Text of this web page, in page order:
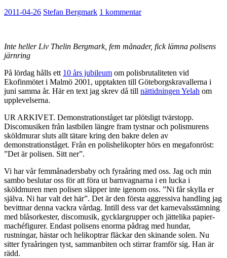
2011-04-26 Stefan Bergmark 1 kommentar
Inte heller Liv Thelin Bergmark, fem månader, fick lämna polisens
järnring
På lördag hålls ett 10 års jubileum om polisbrutaliteten vid
Ekofinmötet i Malmö 2001, upptakten till Göteborgskravallerna i
juni samma år. Här en text jag skrev då till nättidningen Yelah om
upplevelserna.
UR ARKIVET. Demonstrationståget tar plötsligt tvärstopp.
Discomusiken från lastbilen längre fram tystnar och polismurens
sköldmurar sluts allt tätare kring den bakre delen av
demonstrationståget. Från en polishelikopter hörs en megafonröst:
”Det är polisen. Sitt ner”.
Vi har vår femmånadersbaby och fyraåring med oss. Jag och min
sambo beslutar oss för att föra ut barnvagnarna i en lucka i
sköldmuren men polisen släpper inte igenom oss. ”Ni får skylla er
själva. Ni har valt det här”. Det är den första aggressiva handling jag
bevittnar denna vackra vårdag. Intill dess var det karnevalsstämning
med blåsorkester, discomusik, gycklargrupper och jättelika papier-
machéfigurer. Endast polisens enorma pådrag med hundar,
rustningar, hästar och helikoptrar fläckar den skinande solen. Nu
sitter fyraåringen tyst, sammanbiten och stirrar framför sig. Han är
rädd.